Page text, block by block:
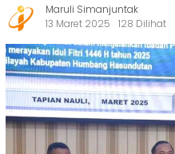
Maruli Simanjuntak
13 Maret 2025
128 Dilihat